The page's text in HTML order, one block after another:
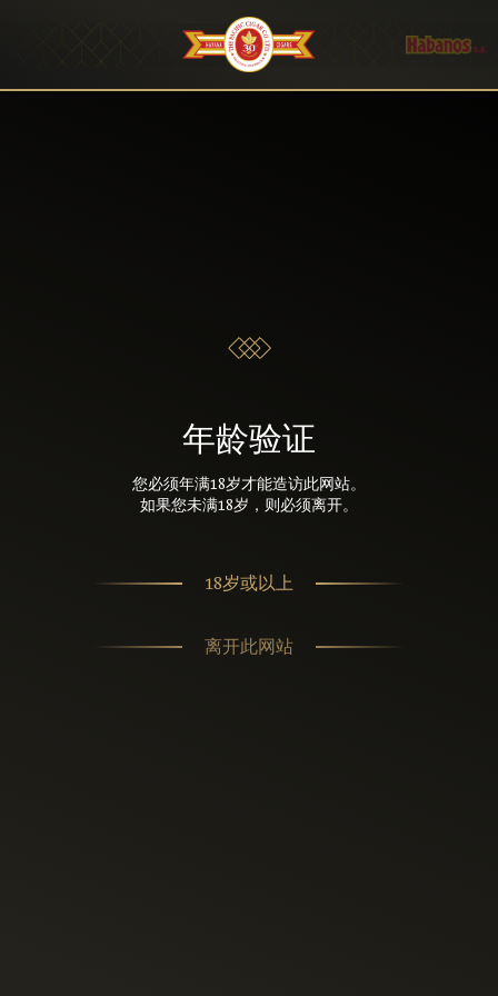
年龄验证
您必须年满18岁才能造访此网站。
如果您未满18岁，则必须离开。
离开此网站
18岁或以上